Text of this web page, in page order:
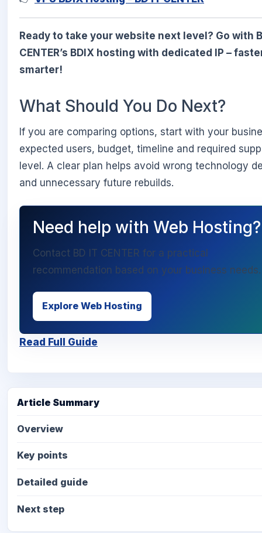
Ready to take your website next level? Go with
CENTER’s BDIX hosting with dedicated IP –
smarter!
What Should You Do Next?
If you are comparing options, start with your
expected users, budget, timeline and required
level. A clear plan helps avoid wrong technology
and unnecessary future rebuilds.
Need help with Web Hosting?
Contact BD IT CENTER for a practical
recommendation based on your business needs.
Explore Web Hosting
Read Full Guide
Article Summary
Overview
Key points
Detailed guide
Next step